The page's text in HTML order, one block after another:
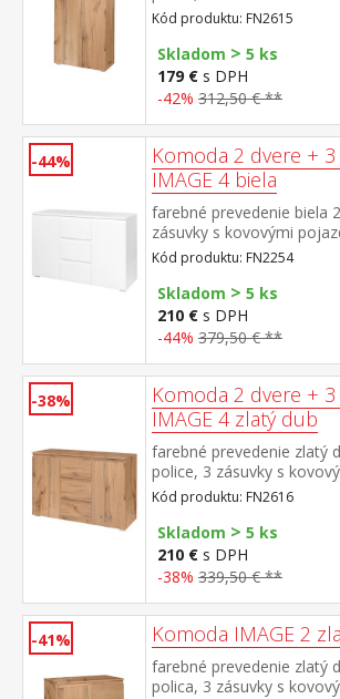
pojazdmi
Kód produktu: FN2615
Skladom > 5 ks
179 € s DPH
-42% 312,50 € **
-44%
Komoda 2 dvere + 3
IMAGE 4 biela
farebné prevedenie biela
zásuvky s kovovými
Kód produktu: FN2254
Skladom > 5 ks
210 € s DPH
-44% 379,50 € **
-38%
Komoda 2 dvere + 3
IMAGE 4 zlatý dub
farebné prevedenie zlatý
police, 3 zásuvky s
Kód produktu: FN2616
Skladom > 5 ks
210 € s DPH
-38% 339,50 € **
-41% Komoda IMAGE 2
farebné prevedenie zlatý
polica, 3 zásuvky s